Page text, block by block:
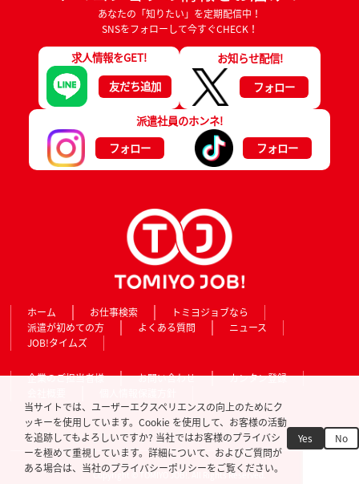
あなたの「知りたい」を定期配信中！
SNSをフォローして今すぐCHECK！
求人情報をGET!
友だち追加
お知らせ配信!
フォロー
派遣社員のホンネ!
フォロー
フォロー
ホーム お仕事検索
トミヨジョブなら
派遣が初めての方
よくある質問
ニュース
JOB!タイムズ
企業のご担当者様 お問い合わせ
カンタン登録
Copyright © TOMIYO JOB!. All Rights Reserved.
当サイトでは、ユーザーエクスペリエンスの向上のためにク
ッキーを使用しています。Cookie を使用して、お客様の活動
を追跡してもよろしいですか? 当社ではお客様のプライバシ
ーを極めて重視しています。詳細について、およびご質問が
ある場合は、当社のプライバシーポリシーをご覧ください。
Yes No